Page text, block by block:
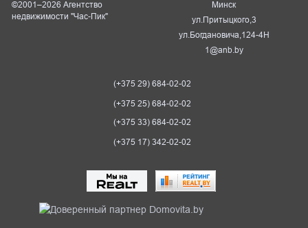
©2001–2026 Агентство
недвижимости "Час-Пик"
Минск
ул.Притыцкого,3
ул.Богдановича,124-4Н
1@anb.by
(+375 29) 684-02-02
(+375 25) 684-02-02
(+375 33) 684-02-02
(+375 17) 342-02-02